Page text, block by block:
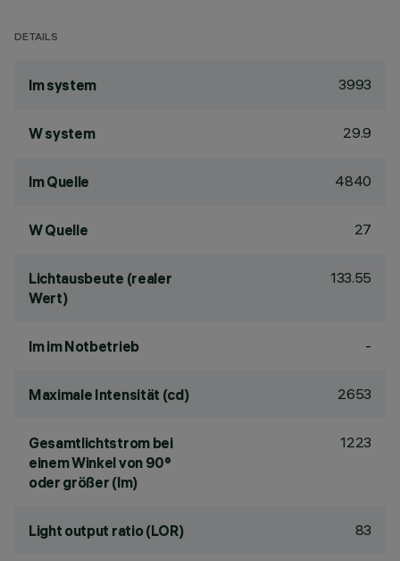
DETAILS
lm system 3993
W system 29.9
lm Quelle 4840
W Quelle 27
Lichtausbeute (realer
Wert)
133.55
lm im Notbetrieb -
Maximale Intensität (cd) 2653
Gesamtlichtstrom bei
einem Winkel von 90°
oder größer (lm)
1223
Light output ratio (LOR) 83